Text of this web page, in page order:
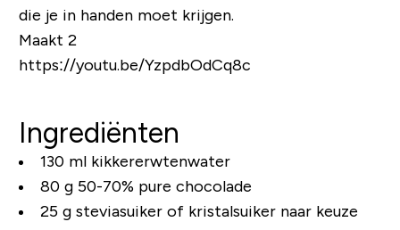
die je in handen moet krijgen.
Maakt 2
https://youtu.be/YzpdbOdCq8c
Ingrediënten
130 ml kikkererwtenwater
80 g 50-70% pure chocolade
25 g steviasuiker of kristalsuiker naar keuze